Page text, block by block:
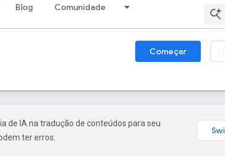
Blog Comunidade
Começar
de IA na tradução de conteúdos para seu
ter erros.